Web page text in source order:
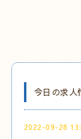
今日の求人
2022-09-28